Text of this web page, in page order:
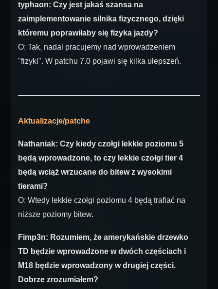
typhaon: Czy jest jakaś szansa na
zaimplementowanie silnika fizycznego, dzięki
któremu poprawiłaby się fizyka jazdy?
O: Tak, nadal pracujemy nad wprowadzeniem
"fizyki". W patchu 7.0 pojawi się kilka ulepszeń.
Aktualizacje/patche
Nathaniak: Czy kiedy czołgi lekkie poziomu 5
będą wprowadzone, to czy lekkie czołgi tier 4
będą wciąż wrzucane do bitew z wysokimi
tierami?
O: Wtedy lekkie czołgi poziomu 4 będą trafiać na
niższe poziomy bitew.
Fimp3n: Rozumiem, że amerykańskie drzewko
TD będzie wprowadzone w dwóch częściach i
M18 będzie wprowadzony w drugiej części.
Dobrze zrozumiałem?